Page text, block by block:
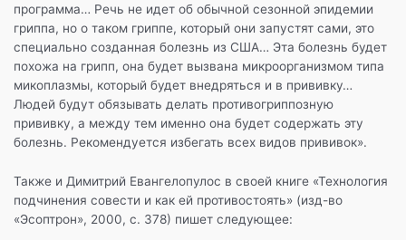
программа… Речь не идет об обычной сезонной эпидемии
гриппа, но о таком гриппе, который они запустят сами, это
специально созданная болезнь из США… Эта болезнь будет
похожа на грипп, она будет вызвана микроорганизмом типа
микоплазмы, который будет внедряться и в прививку…
Людей будут обязывать делать противогриппозную
прививку, а между тем именно она будет содержать эту
болезнь. Рекомендуется избегать всех видов прививок».
Также и Димитрий Евангелопулос в своей книге «Технология
подчинения совести и как ей противостоять» (изд-во
«Эсоптрон», 2000, с. 378) пишет следующее: